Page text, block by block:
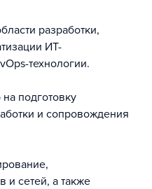
разработки,
ИТ-
технологии.
подготовку
и сопровождения
и сетей, а также